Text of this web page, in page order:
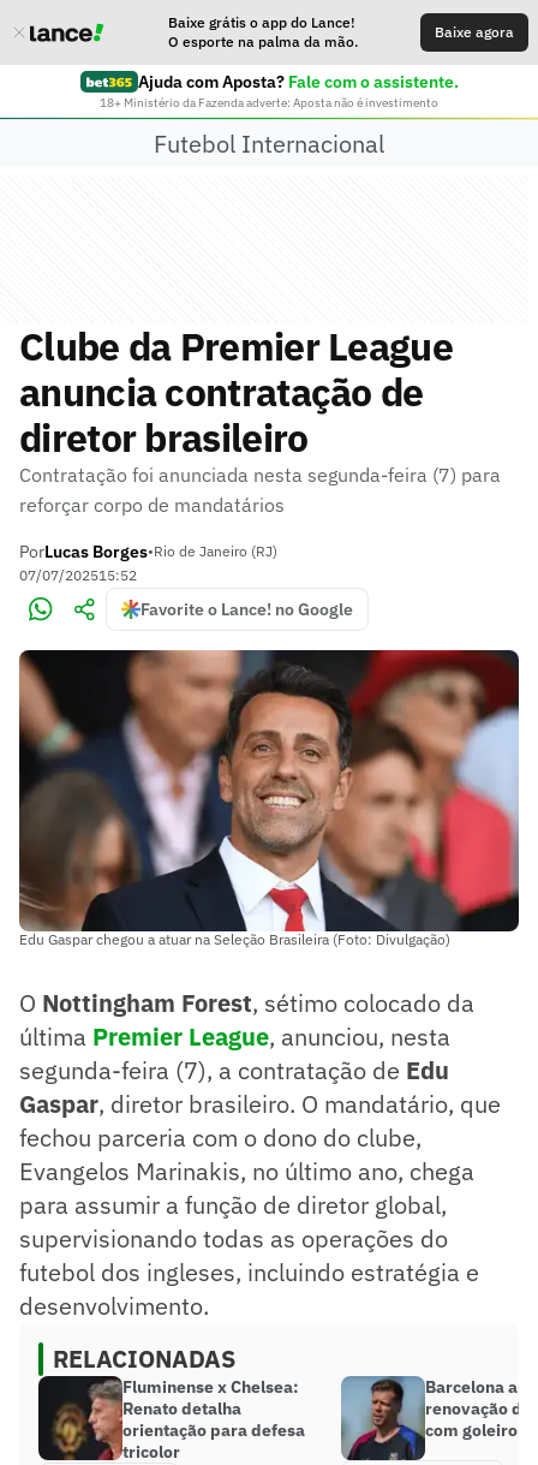
Baixe grátis o app do Lance!
O esporte na palma da mão.
Baixe agora
Ajuda com Aposta? Fale com o assistente.
18+ Ministério da Fazenda adverte: Aposta não é investimento
Futebol Internacional
Clube da Premier League
anuncia contratação de
diretor brasileiro
Contratação foi anunciada nesta segunda-feira (7) para
reforçar corpo de mandatários
PorLucas Borges•Rio de Janeiro (RJ)
07/07/202515:52
Favorite o Lance! no Google
Edu Gaspar chegou a atuar na Seleção Brasileira (Foto: Divulgação)
O Nottingham Forest, sétimo colocado da
última Premier League, anunciou, nesta
segunda-feira (7), a contratação de Edu
Gaspar, diretor brasileiro. O mandatário, que
fechou parceria com o dono do clube,
Evangelos Marinakis, no último ano, chega
para assumir a função de diretor global,
supervisionando todas as operações do
futebol dos ingleses, incluindo estratégia e
desenvolvimento.
RELACIONADAS
Fluminense x Chelsea:
Renato detalha
orientação para defesa
tricolor
Barcelona
renovação de
com goleiro